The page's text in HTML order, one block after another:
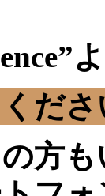
ださ
方